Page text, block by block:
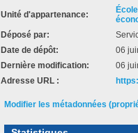
Unité d'appartenance:
Déposé par:
Date de dépôt:
06
Dernière modification:
06
Adresse URL :
Modifier les métadonnées